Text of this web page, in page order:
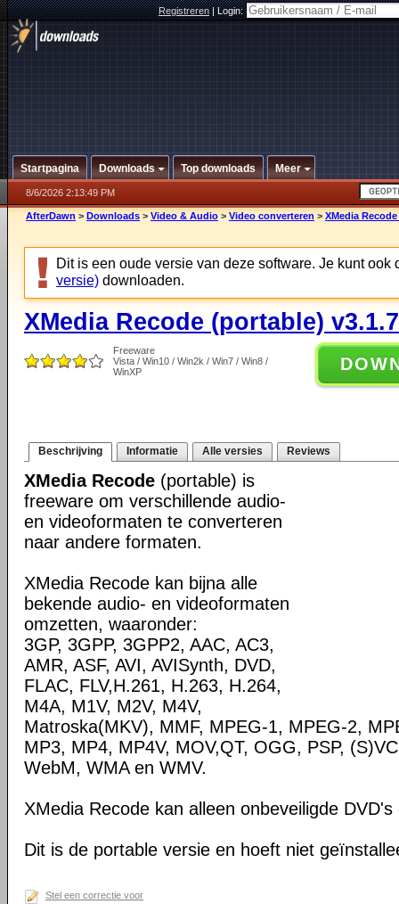
Registreren|Login:
Startpagina Downloads Top downloads Meer
8/6/2026 2:13:49 PM
AfterDawn > Downloads > Video & Audio > Video converteren > XMedia
Dit is een oude versie van deze software. Je kunt ook
versie) downloaden.
XMedia Recode (portable)
Freeware
Vista / Win10 / Win2k / Win7 / Win8 /
WinXP
Beschrijving Informatie Alle versies Reviews
XMedia Recode (portable) is
freeware om verschillende audio-
en videoformaten te converteren
naar andere formaten.
XMedia Recode kan bijna alle
bekende audio- en videoformaten
omzetten, waaronder:
3GP, 3GPP, 3GPP2, AAC, AC3,
AMR, ASF, AVI, AVISynth, DVD,
FLAC, FLV,H.261, H.263, H.264,
M4A, M1V, M2V, M4V,
Matroska(MKV), MMF, MPEG-1, MPEG-2,
MP3, MP4, MP4V, MOV,QT, OGG, PSP,
WebM, WMA en WMV.
XMedia Recode kan alleen onbeveiligde
Dit is de portable versie en hoeft niet
Stel een correctie voor